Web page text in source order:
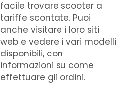
facile trovare scooter a
tariffe scontate. Puoi
anche visitare i loro siti
web e vedere i vari modelli
disponibili, con
informazioni su come
effettuare gli ordini.